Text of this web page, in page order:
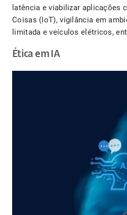
latência e viabilizar aplicações
Coisas (IoT), vigilância em
limitada e veículos elétricos,
Ética em IA